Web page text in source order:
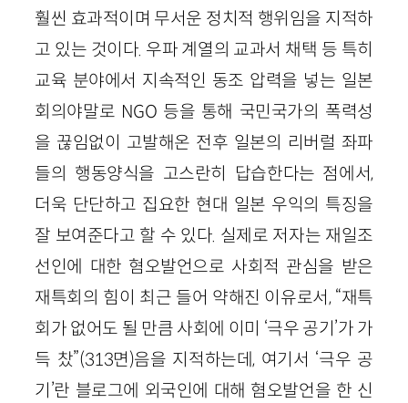
훨씬 효과적이며 무서운 정치적 행위임을 지적하
고 있는 것이다. 우파 계열의 교과서 채택 등 특히
교육 분야에서 지속적인 동조 압력을 넣는 일본
회의야말로 NGO 등을 통해 국민국가의 폭력성
을 끊임없이 고발해온 전후 일본의 리버럴 좌파
들의 행동양식을 고스란히 답습한다는 점에서,
더욱 단단하고 집요한 현대 일본 우익의 특징을
잘 보여준다고 할 수 있다. 실제로 저자는 재일조
선인에 대한 혐오발언으로 사회적 관심을 받은
재특회의 힘이 최근 들어 약해진 이유로서, “재특
회가 없어도 될 만큼 사회에 이미 ‘극우 공기’가 가
득 찼”(313면)음을 지적하는데, 여기서 ‘극우 공
기’란 블로그에 외국인에 대해 혐오발언을 한 신